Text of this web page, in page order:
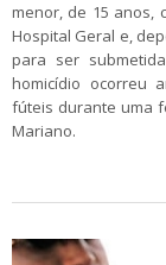
menor, de 15 anos,
Hospital Geral e,
para ser
homicídio ocorreu
fúteis durante uma
Mariano.